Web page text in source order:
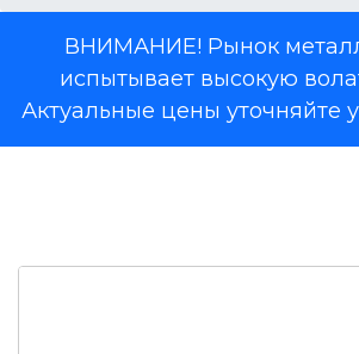
ВНИМАНИЕ! Рынок
испытывает высокую
Актуальные цены уточняйте